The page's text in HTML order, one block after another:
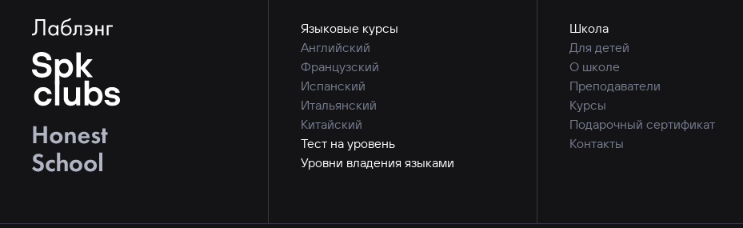
Языковые курсы
Английский
Французский
Испанский
Итальянский
Китайский
Тест на уровень
Уровни владения языками
Школа
Для детей
О школе
Преподаватели
Курсы
Подарочный сертификат
Контакты